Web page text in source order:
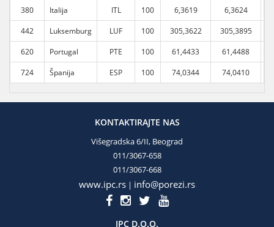
380
Italija ITL 100 6,3619
6,3624
442
Luksemburg LUF 100 305,3622 305,3895
620
Portugal PTE 100 61,4433 61,4488
724
Španija ESP 100 74,0344 74,0410
KONTAKTIRAJTE NAS
Višegradska 6/II, Beograd
011/3067-658
011/3067-668
www.ipc.rs | info@porezi.rs
IPC D.O.O.